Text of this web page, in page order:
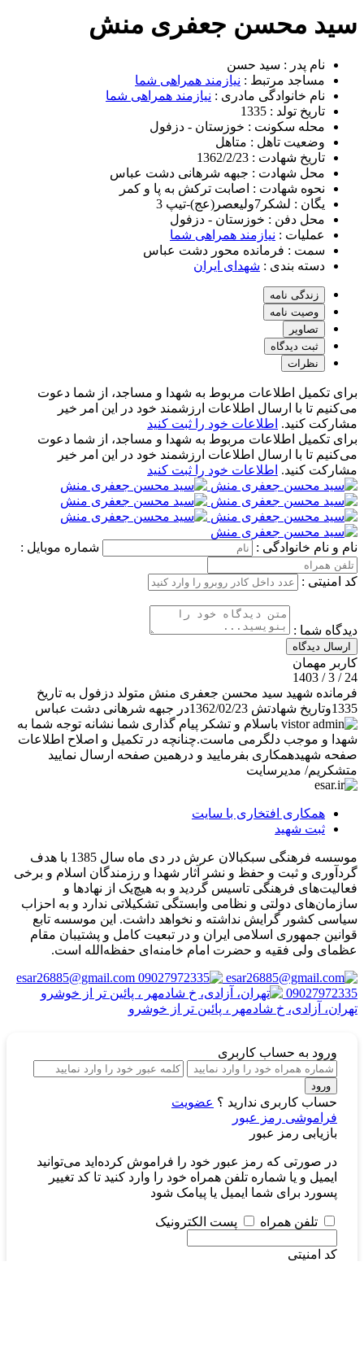
سید محسن جعفری منش
نام پدر : سید حسن
مساجد مرتبط : نیازمند همراهی شما
نام خانوادگی مادری : نیازمند همراهی شما
تاریخ تولد : 1335
محله سکونت : خوزستان - دزفول
وضعیت تاهل : متاهل
تاریخ شهادت : 1362/2/23
محل شهادت : جبهه شرهانی دشت عباس
نحوه شهادت : اصابت ترکش به پا و کمر
یگان : لشکر7ولیعصر(عج)-تیپ 3
محل دفن : خوزستان - دزفول
عملیات : نیازمند همراهی شما
سمت : فرمانده محور دشت عباس
دسته بندی : شهدای ایران
زندگی نامه
وصیت نامه
تصاویر
ثبت دیدگاه
نظرات
برای تکمیل اطلاعات مربوط به شهدا و مساجد، از شما دعوت
می‌کنیم تا با ارسال اطلاعات ارزشمند خود در این امر خیر
مشارکت کنید. اطلاعات خود را ثبت کنید
برای تکمیل اطلاعات مربوط به شهدا و مساجد، از شما دعوت
می‌کنیم تا با ارسال اطلاعات ارزشمند خود در این امر خیر
مشارکت کنید. اطلاعات خود را ثبت کنید
نام و نام خانوادگی : شماره موبایل :
کد امنیتی :
دیدگاه شما :
ارسال دیدگاه
کاربر مهمان
24 / 3 / 1403
فرمانده شهید سید محسن جعفری منش متولد دزفول به تاریخ
1335وتاریخ شهادتش 1362/02/23در جبهه شرهانی دشت عباس
باسلام و تشکر پیام گذاری شما نشانه توجه شما به
شهدا و موجب دلگرمی ماست.چنانچه در تکمیل و اصلاح اطلاعات
صفحه شهیدهمکاری بفرمایید و درهمین صفحه ارسال نمایید
متشکریم/ مدیرسایت
همکاری افتخاری با سایت
ثبت شهید
موسسه فرهنگی سبکبالان عرش در دی ماه سال 1385 با هدف
گردآوری و ثبت و حفظ و نشر آثار شهدا و رزمندگان اسلام و برخی
فعالیت‌های فرهنگی تاسیس گردید و به هیچ‌یک از نهادها و
سازمان‌های دولتی و نظامی وابستگی تشکیلاتی ندارد و به احزاب
سیاسی کشور گرایش نداشته و نخواهد داشت. این موسسه تابع
قوانین جمهوری اسلامی ایران و در تبعیت کامل و پشتیبان مقام
عظمای ولی فقیه و حضرت امام خامنه‌ای حفظه‌الله است.
esar26885@gmail.com
09027972335
تهران، آزادی، خ شادمهر ، پائین تر از خوشرو
ورود به حساب کاربری
ورود
حساب کاربری ندارید ؟ عضویت
فراموشی رمز عبور
بازیابی رمز عبور
در صورتی که رمز عبور خود را فراموش کرده‌اید می‌توانید
ایمیل و یا شماره تلفن همراه خود را وارد کنید تا کد تغییر
پسورد برای شما ایمیل یا پیامک شود
تلفن همراه پست الکترونیک
کد امنیتی